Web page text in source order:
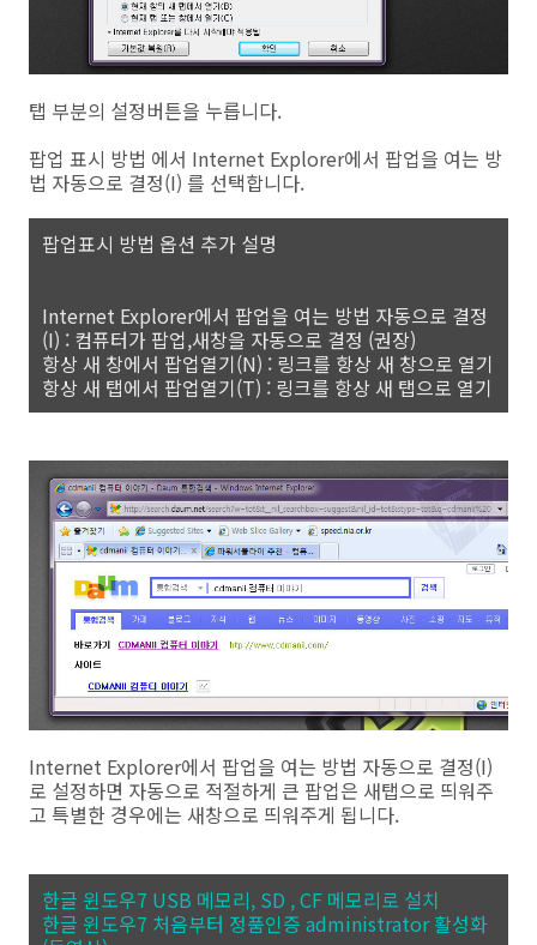
탭 부분의 설정버튼을 누릅니다.
팝업 표시 방법 에서 Internet Explorer에서 팝업을 여는 방
법 자동으로 결정(I) 를 선택합니다.
팝업표시 방법 옵션 추가 설명
Internet Explorer에서 팝업을 여는 방법 자동으로 결정
(I) : 컴퓨터가 팝업,새창을 자동으로 결정 (권장)
항상 새 창에서 팝업열기(N) : 링크를 항상 새 창으로 열기
항상 새 탭에서 팝업열기(T) : 링크를 항상 새 탭으로 열기
Internet Explorer에서 팝업을 여는 방법 자동으로 결정(I)
로 설정하면 자동으로 적절하게 큰 팝업은 새탭으로 띄워주
고 특별한 경우에는 새창으로 띄워주게 됩니다.
한글 윈도우7 USB 메모리, SD , CF 메모리로 설치
한글 윈도우7 처음부터 정품인증 administrator 활성화